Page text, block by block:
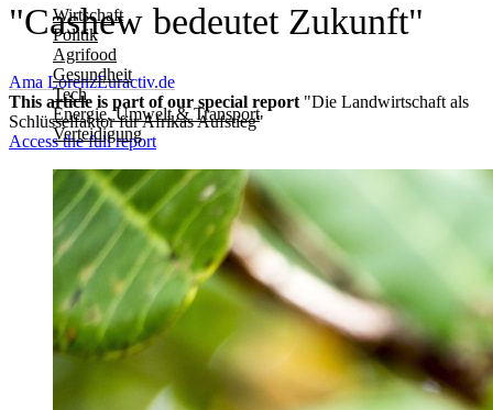
Wirtschaft
Politik
Agrifood
Gesundheit
Tech
Energie, Umwelt & Transport
Verteidigung
"Cashew bedeutet Zukunft"
Ama LorenzEuractiv.de
This article is part of our special report "Die Landwirtschaft als
Schlüsselfaktor für Afrikas Aufstieg"
Access the full report